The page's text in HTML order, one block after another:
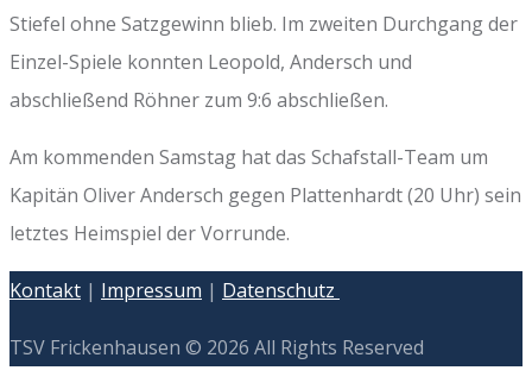
Stiefel ohne Satzgewinn blieb. Im zweiten Durchgang der
Einzel-Spiele konnten Leopold, Andersch und
abschließend Röhner zum 9:6 abschließen.
Am kommenden Samstag hat das Schafstall-Team um
Kapitän Oliver Andersch gegen Plattenhardt (20 Uhr) sein
letztes Heimspiel der Vorrunde.
Kontakt | Impressum | Datenschutz
TSV Frickenhausen © 2026 All Rights Reserved